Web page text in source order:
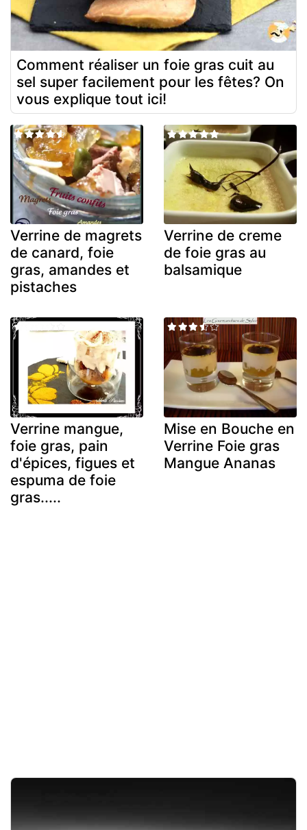
Comment réaliser un foie gras cuit au
sel super facilement pour les fêtes? On
vous explique tout ici!
Verrine de magrets
de canard, foie
gras, amandes et
pistaches
Verrine de creme
de foie gras au
balsamique
Verrine mangue,
foie gras, pain
d'épices, figues et
espuma de foie
gras.....
Mise en Bouche en
Verrine Foie gras
Mangue Ananas